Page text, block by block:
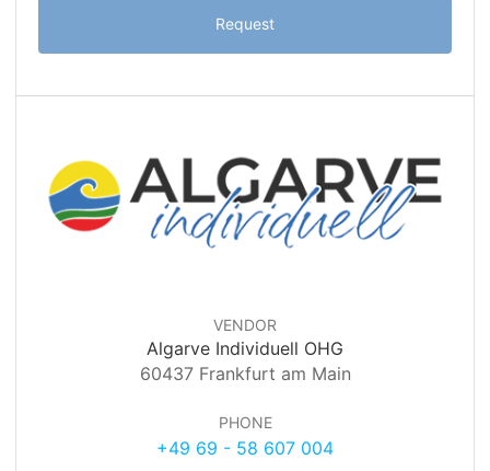
Request
VENDOR
Algarve Individuell OHG
60437 Frankfurt am Main
PHONE
+49 69 - 58 607 004